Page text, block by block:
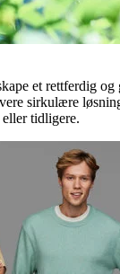
et rettferdig og
sirkulære
tidligere.